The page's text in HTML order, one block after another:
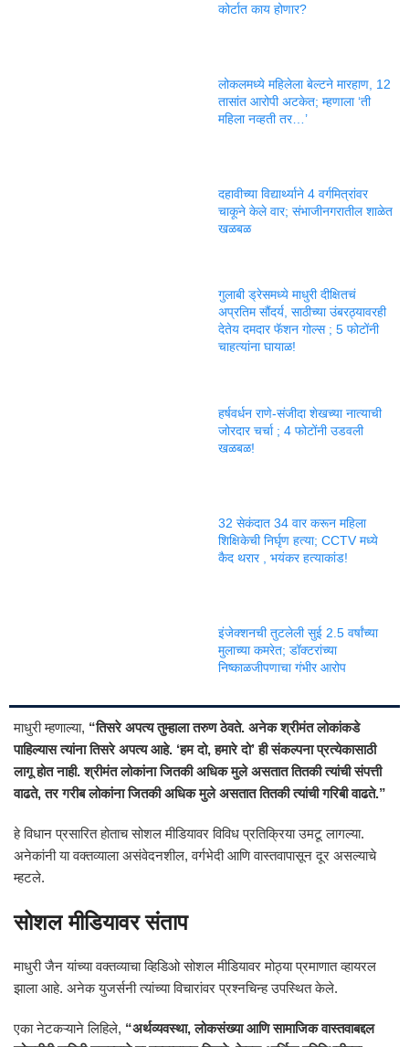
कोर्टात काय होणार?
लोकलमध्ये महिलेला बेल्टने मारहाण, 12
तासांत आरोपी अटकेत; म्हणाला ‘ती
महिला नव्हती तर…’
दहावीच्या विद्यार्थ्याने 4 वर्गमित्रांवर
चाकूने केले वार; संभाजीनगरातील शाळेत
खळबळ
गुलाबी ड्रेसमध्ये माधुरी दीक्षितचं
अप्रतिम सौंदर्य, साठीच्या उंबरठ्यावरही
देतेय दमदार फॅशन गोल्स ; 5 फोटोंनी
चाहत्यांना घायाळ!
हर्षवर्धन राणे-संजीदा शेखच्या नात्याची
जोरदार चर्चा ; 4 फोटोंनी उडवली
खळबळ!
32 सेकंदात 34 वार करून महिला
शिक्षिकेची निर्घृण हत्या; CCTV मध्ये
कैद थरार , भयंकर हत्याकांड!
इंजेक्शनची तुटलेली सुई 2.5 वर्षांच्या
मुलाच्या कमरेत; डॉक्टरांच्या
निष्काळजीपणाचा गंभीर आरोप
माधुरी म्हणाल्या, “तिसरे अपत्य तुम्हाला तरुण ठेवते. अनेक श्रीमंत लोकांकडे
पाहिल्यास त्यांना तिसरे अपत्य आहे. ‘हम दो, हमारे दो’ ही संकल्पना प्रत्येकासाठी
लागू होत नाही. श्रीमंत लोकांना जितकी अधिक मुले असतात तितकी त्यांची संपत्ती
वाढते, तर गरीब लोकांना जितकी अधिक मुले असतात तितकी त्यांची गरिबी वाढते.”
हे विधान प्रसारित होताच सोशल मीडियावर विविध प्रतिक्रिया उमटू लागल्या.
अनेकांनी या वक्तव्याला असंवेदनशील, वर्गभेदी आणि वास्तवापासून दूर असल्याचे
म्हटले.
सोशल मीडियावर संताप
माधुरी जैन यांच्या वक्तव्याचा व्हिडिओ सोशल मीडियावर मोठ्या प्रमाणात व्हायरल
झाला आहे. अनेक युजर्सनी त्यांच्या विचारांवर प्रश्नचिन्ह उपस्थित केले.
एका नेटकऱ्याने लिहिले, “अर्थव्यवस्था, लोकसंख्या आणि सामाजिक वास्तवाबद्दल